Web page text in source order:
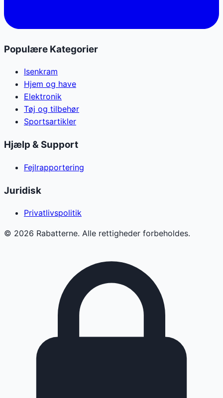
Populære Kategorier
Isenkram
Hjem og have
Elektronik
Tøj og tilbehør
Sportsartikler
Hjælp & Support
Fejlrapportering
Juridisk
Privatlivspolitik
© 2026 Rabatterne. Alle rettigheder forbeholdes.